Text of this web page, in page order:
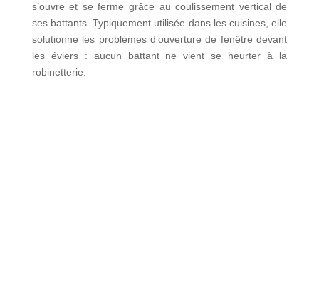
s’ouvre et se ferme grâce au coulissement vertical de
ses battants. Typiquement utilisée dans les cuisines, elle
solutionne les problèmes d’ouverture de fenêtre devant
les éviers : aucun battant ne vient se heurter à la
robinetterie.